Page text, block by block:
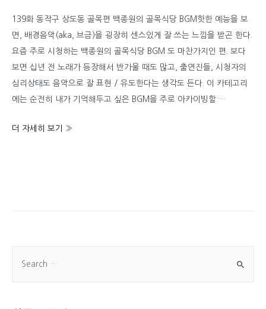
139화 동작구 상도동 골목편 백종원의 골목식당 BGM핫한 예능을 보
면, 배경음악(aka, 브금)을 굉장히 센스있게 잘 쓰는 느낌을 받곤 한다.
요즘 주로 시청하는 백종원의 골목식당 BGM 도 마찬가지인 편. 보다
보면 십년 전 노래가 등장해서 반가울 때도 많고, 출연진들, 시청자의
심리상태도 음악으로 잘 표현 / 유도한다는 생각도 든다. 이 카테고리
에는 순전히 내가 기억해두고 싶은 BGM을 주로 아카이빙할 …
201014
더 자세히 보기 »